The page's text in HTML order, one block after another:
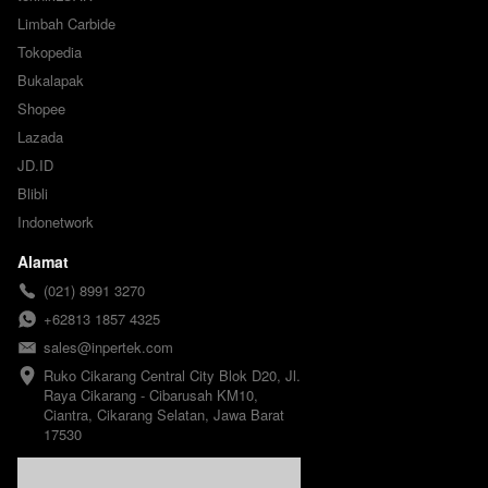
Limbah Carbide
Tokopedia
Bukalapak
Shopee
Lazada
JD.ID
Blibli
Indonetwork
Alamat
(021) 8991 3270
+62813 1857 4325
sales@inpertek.com
Ruko Cikarang Central City Blok D20, Jl.
Raya Cikarang - Cibarusah KM10,
Ciantra, Cikarang Selatan, Jawa Barat
17530